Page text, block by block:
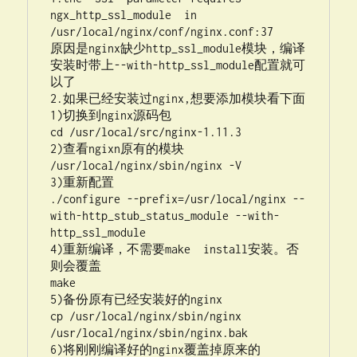
ngx_http_ssl_module  in
/usr/local/nginx/conf/nginx.conf:37
原因是nginx缺少http_ssl_module模块，编译
安装时带上--with-http_ssl_module配置就可
以了
2.如果已经安装过nginx,想要添加模块看下面
1)切换到nginx源码包
cd /usr/local/src/nginx-1.11.3
2)查看ngixn原有的模块
/usr/local/nginx/sbin/nginx -V
3)重新配置
./configure --prefix=/usr/local/nginx --
with-http_stub_status_module --with-
http_ssl_module
4)重新编译，不需要make  install安装。否
则会覆盖
make
5)备份原有已经安装好的nginx
cp /usr/local/nginx/sbin/nginx
/usr/local/nginx/sbin/nginx.bak
6)将刚刚编译好的nginx覆盖掉原来的